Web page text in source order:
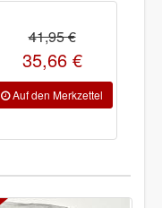
41,95 €
35,66 €